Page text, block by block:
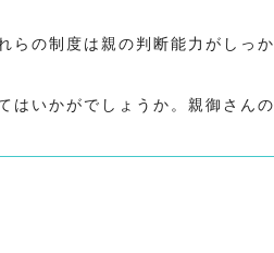
らの制度は親の判断能力がしっか
はいかがでしょうか。親御さんの